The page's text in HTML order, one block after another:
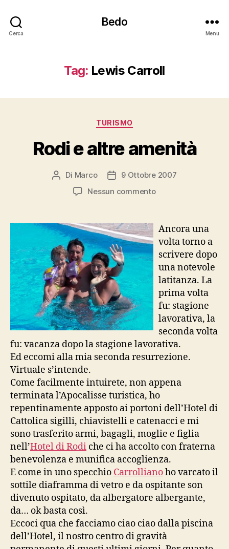
Cerca
Bedo
Menu
Tag: Lewis Carroll
Categorie
TURISMO
Rodi e altre amenità
Autore
articolo
Di Marco
Data9 Ottobre 2007
Nessun commentosu
altre
amenità
Ancora una
volta torno a
scrivere dopo
una notevole
latitanza. La
prima volta
fu: stagione
lavorativa, la
seconda volta
fu: vacanza dopo la stagione lavorativa.
Ed eccomi alla mia seconda resurrezione.
Virtuale s’intende.
Come facilmente intuirete, non appena
terminata l’Apocalisse turistica, ho
repentinamente apposto ai portoni dell’Hotel di
Cattolica sigilli, chiavistelli e catenacci e mi
sono trasferito armi, bagagli, moglie e figlia
nell’Hotel di Rodi che ci ha accolto con fraterna
benevolenza e munifica accoglienza.
E come in uno specchio Carrollianoho varcato il
sottile diaframma di vetro e da ospitante son
divenuto ospitato, da albergatore albergante,
da… ok basta così.
Eccoci qua che facciamo ciao ciao dalla piscina
dell’Hotel, il nostro centro di gravità